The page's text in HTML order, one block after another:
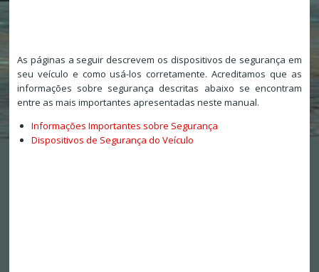
As páginas a seguir descrevem os dispositivos de segurança em
seu veículo e como usá-los corretamente. Acreditamos que as
informações sobre segurança descritas abaixo se encontram
entre as mais importantes apresentadas neste manual.
Informações Importantes sobre Segurança
Dispositivos de Segurança do Veículo